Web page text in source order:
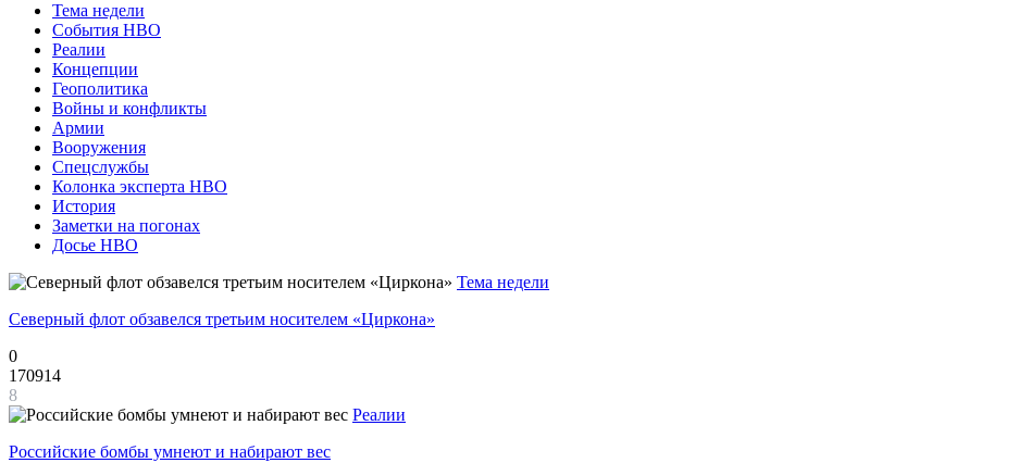
Тема недели
События НВО
Реалии
Концепции
Геополитика
Войны и конфликты
Армии
Вооружения
Спецслужбы
Колонка эксперта НВО
История
Заметки на погонах
Досье НВО
Тема недели
Северный флот обзавелся третьим носителем «Циркона»
0
170914
8
Реалии
Российские бомбы умнеют и набирают вес